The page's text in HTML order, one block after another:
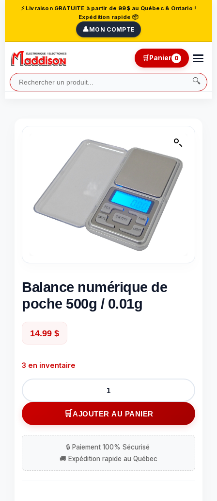
⚡ Livraison GRATUITE à partir de 99$ au Québec & Ontario !
Expédition rapide 📦
👤MON COMPTE
🔍
🛒Panier 0
Balance numérique de
poche 500g / 0.01g
14.99 $
3 en inventaire
quantité
de
Balance
numérique
de
poche
500g
/
AJOUTER AU PANIER